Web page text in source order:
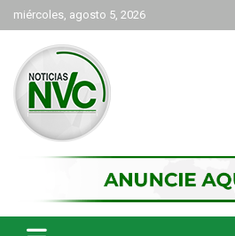
Saltar
al
contenido
miércoles, agosto 5, 2026
NVC Noticias